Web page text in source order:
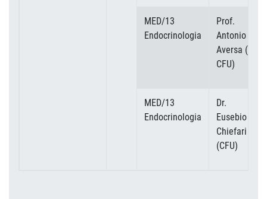
MED/13
Endocrinologia
Prof.
Antonio
Aversa (1
CFU)
MED/13
Endocrinologia
Dr.
Eusebio
Chiefari 1
(CFU)